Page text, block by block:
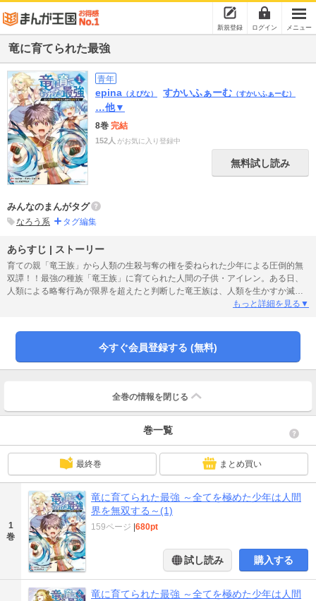
新規登録 ログイン メニュー
竜に育てられた最強
青年
epina （えぴな） すかいふぁーむ （すかいふぁーむ）
…他▼
8巻 完結
152人 がお気に入り登録中
無料試し読み
みんなのまんがタグ
なろう系 タグ編集
あらすじ | ストーリー
育ての親「竜王族」から人類の生殺与奪の権を委ねられた少年による圧倒的無
双譚！！最強の種族「竜王族」に育てられた人間の子供・アイレン。ある日、
人類による略奪行為が限界を超えたと判断した竜王族は、人類を生かすか滅ぼ
すかを見定める使命をアイレンに与え、エリート階級の子供たちが通う王都学
級生たちは、アイレンを田舎者の平民としてバカにした態度で接するが…！？
全てを極めし少年が巻き起こす圧倒的無双譚、堂々開幕！！
もっと詳細を見る▼
今すぐ会員登録する (無料)
全巻の情報を 閉じる
巻一覧
最終巻 まとめ買い
1
巻
竜に育てられた最強 ～全てを極めた少年は人間
界を無双する～(1)
159ページ 680pt
試し読み 購入する
竜に育てられた最強 ～全てを極めた少年は人間